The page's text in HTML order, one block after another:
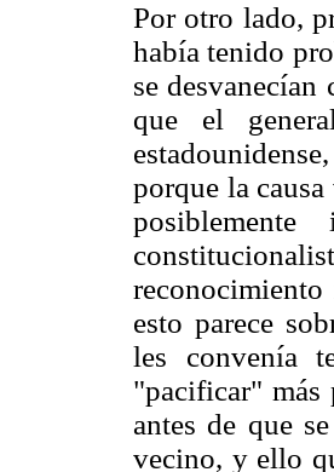
Por otro lado,
había tenido
se
que el
porque la
esto parece
les convenía
"pacificar" más
antes de que
vecino, y ello